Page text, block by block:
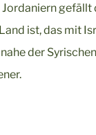
ist, das mit
der